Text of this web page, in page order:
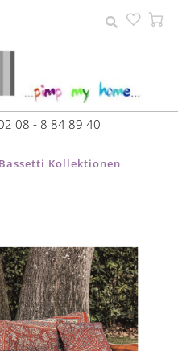
08 - 8 84 89 40
Bassetti Kollektionen